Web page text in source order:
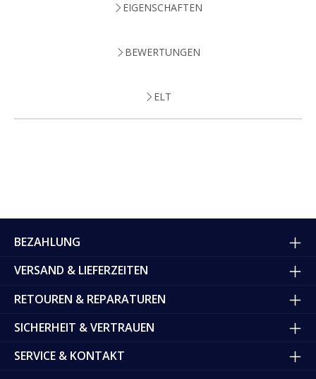
EIGENSCHAFTEN
BEWERTUNGEN
ELT
BEZAHLUNG
VERSAND & LIEFERZEITEN
RETOUREN & REPARATUREN
SICHERHEIT & VERTRAUEN
SERVICE & KONTAKT